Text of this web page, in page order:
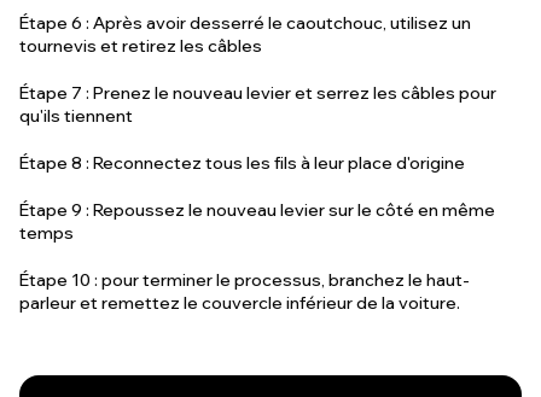
Étape 6 : Après avoir desserré le caoutchouc, utilisez un
tournevis et retirez les câbles
Étape 7 : Prenez le nouveau levier et serrez les câbles pour
qu'ils tiennent
Étape 8 : Reconnectez tous les fils à leur place d'origine
Étape 9 : Repoussez le nouveau levier sur le côté en même
temps
Étape 10 : pour terminer le processus, branchez le haut-
parleur et remettez le couvercle inférieur de la voiture.